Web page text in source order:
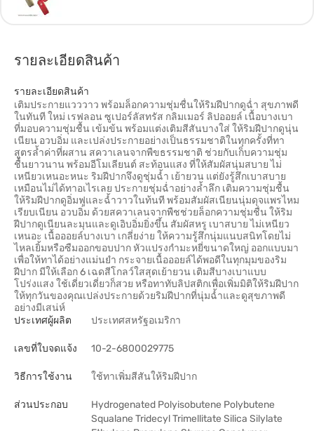
รายละเอียดสินค้า
รายละเอียดสินค้า
เติมประกายแวววาว พร้อมล็อกความชุ่มชื่นให้ริมฝีปากดูฉ่ำ สุขภาพดี
ในทันที ใหม่ เรฟลอน ซูเปอร์ลัสทรัส กลิมเมอร์ ลิปออยล์ เนื้อบางเบา
ที่มอบความชุ่มชื้น เข้มข้น พร้อมแต่งเติมสีสันบางใส่ ให้ริมฝีปากดูนุ่น
เนียน อวบอิ่ม และเปล่งประกายอย่างเป็นธรรมชาติในทุกครั้งที่ทา
สูตรล้ำค่าที่ผสาน สควาเลนจากพืขธรรมชาติ ช่วยกับเก็บความชุ่ม
ชื้นยาวนาน พร้อมอีโมเลียนต์ สะท้อนแสง ที่ให้สัมผัสนุ่มสบาย ไม่
เหนียวเหนอะหนะ ริมฝีปากจึงดูชุ่มฉ้ำ เย้ายวน แต่ยังรู้สึกเบาสบาย
เหมือนไม่ได้ทาอเไรเลย ประกายชุ่มฉ่ำอย่างล้ำลึก เติมความชุ่มชื้น
ให้ริมฝีปากดูอิ่มฟูและฉ้ำวาวในท้นที พร้อมสัมผัสเนียนนุ่มดุจแพรไหม
เรียบเนียน อวบอิ่ม ด้วยสควาเลนจากพืชช่วยล็อกความชุ่มชื่น ให้ริม
ฝีปากดูเนียนละมุนและดูเอิบอิ่มยิ่งขึ้น สัมผัสหรู เบาสบาย ไม่เหนียว
เหนอะ เนื้อออยล์บางเบา เกลี่ยง่าย ให้ความรู้สึกนุ่มแนบสนิทโดยไม่
ไหลเยิ้มหรือซืมออกขอบปาก หัวแปรงกำมะหยี่ขนาดใหญ่ ออกแบบมา
เพื่อให้ทาได้อย่างแม่นยำ กระจายเนื้อออยล์ได้พอดีในทุกมุมของริม
ฝีปาก มีให้เลือก 6 เฉดสีโกลว์ใสสุดเย้ายวน เติมสีบางเบาแบบ
โปร่งแสง ใช้เดี่ยวเดี่ยวก็สวย หรือทาทับลิปสติกเพื่อเพิ่มมิติให้ริมฝีปาก
ให้ทุกวันของคุณเปล่งประกายด้วยริมฝีปากที่นุ่มฉ้ำและดูสุขภาพดี
อย่างมีเสน่ห์
ประเทศผู้ผลิต
ประเทศสหรัฐอเมริกา
เลขที่ใบจดแจ้ง 10-2-6800029775
วิธีการใช้งาน ใช้ทาเพิ่มสีสันให้ริมฝีปาก
ส่วนประกอบ
Hydrogenated Polyisobutene Polybutene
Squalane Tridecyl Trimellitate Silica Silylate